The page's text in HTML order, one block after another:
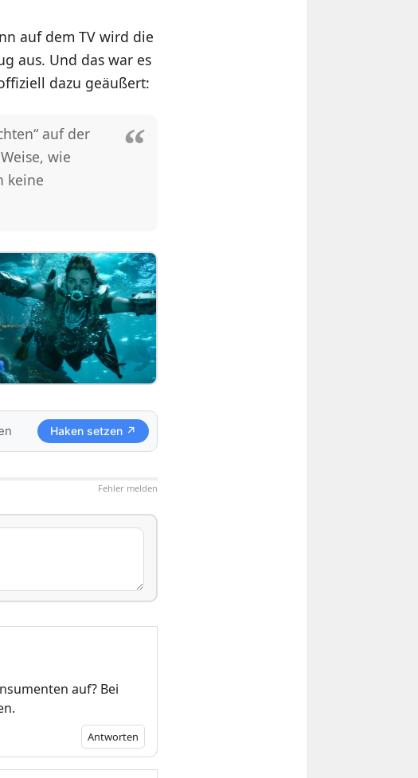
auf dem TV wird die
aus. Und das war es
dazu geäußert:
auf der
wie
keine
Haken setzen ↗
Fehler melden
auf? Bei
Antworten